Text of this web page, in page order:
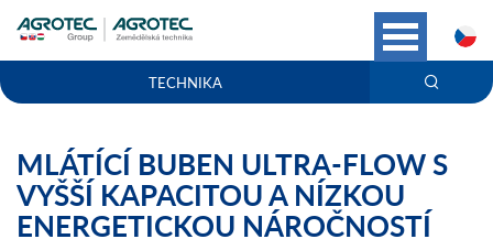
TECHNIKA
MLÁTÍCÍ BUBEN ULTRA-FLOW S
VYŠŠÍ KAPACITOU A NÍZKOU
ENERGETICKOU NÁROČNOSTÍ